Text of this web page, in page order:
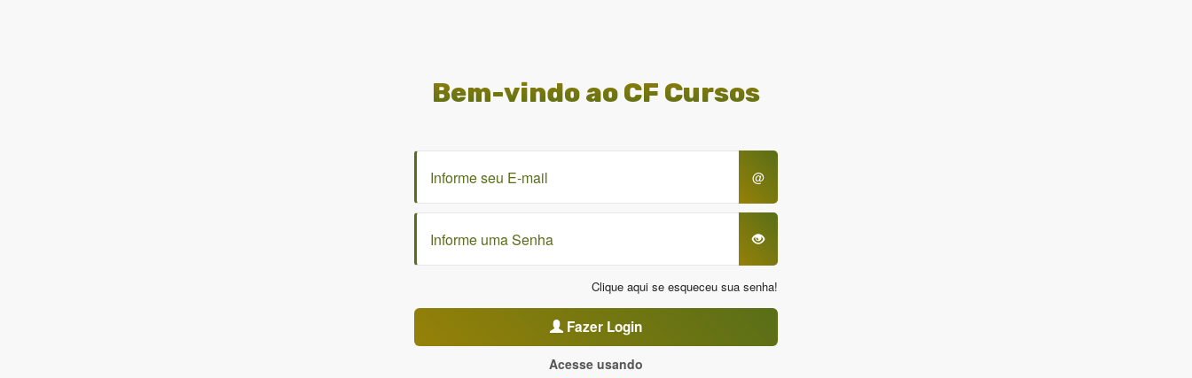
Bem-vindoao CF Cursos
@
Clique aqui se esqueceu sua senha!
Fazer Login
Acesse usando